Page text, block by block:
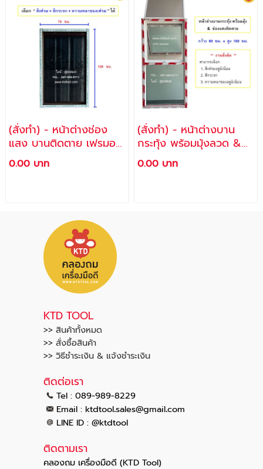
(สั่งทำ) - หน้าต่างช่อง
แสง บานติดตาย เฟรมอลู
มิเนียมสีชา & กระจกสีชา
ดำ 70 x 120 ซม. (แถม
0.00 บาท
(สั่งทำ) - หน้าต่างบาน
กระทุ้ง พร้อมมุ้งลวด &
ช่องแสงติดตาย กระจกสี
เขียวใสตัดแสง เฟรมอลูมิ
0.00 บาท
KTD TOOL
>> สินค้าทั้งหมด
>> สั่งซื้อสินค้า
>> วิธีชำระเงิน & แจ้งชำระเงิน
ติดต่อเรา
Tel : 089-989-8229
Email : ktdtool.sales@gmail.com
LINE ID : @ktdtool
ติดตามเรา
คลองถม เครื่องมือดี (KTD Tool)